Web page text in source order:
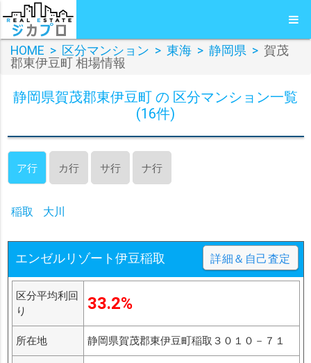
HOME > 区分マンション > 東海 > 静岡県 > 賀茂
郡東伊豆町 相場情報
静岡県賀茂郡東伊豆町 の 区分マンション一覧
(16件)
ア行 カ行 サ行 ナ行
稲取 大川
エンゼルリゾート伊豆稲取 詳細＆自己査定
区分平均利回
り
33.2%
所在地 静岡県賀茂郡東伊豆町稲取３０１０－７１